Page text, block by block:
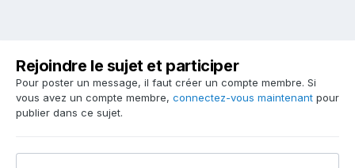
Rejoindre le sujet et participer
Pour poster un message, il faut créer un compte membre. Si
vous avez un compte membre, connectez-vous maintenant pour
publier dans ce sujet.